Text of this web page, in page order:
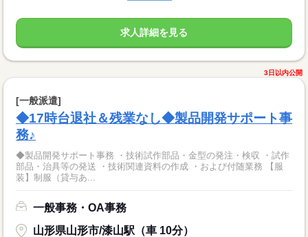
求人詳細を見る
3日以内公開
[一般派遣]
◆17時台退社＆残業なし◆製品開発サポート事
務♪
◆製品開発サポート事務 ・技術試作部品・金型の発注・検収 ・試作
部品・治具等の発送 ・技術関連資料の作成 ・および付随業務 【服
装】制服（貸与あ...
一般事務・OA事務
山形県山形市/漆山駅（車 10分）